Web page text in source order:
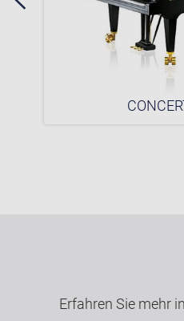
Erfahren Sie mehr